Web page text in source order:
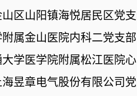
山区山阳镇海悦居民区党
属金山医院内科二党支
大学医学院附属松江医院
海昱章电气股份有限公司